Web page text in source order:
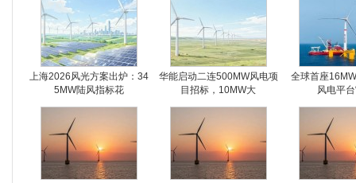
上海2026风光方案出炉：34
5MW陆风指标花
华能启动二连500MW风电项
目招标，10MW大
全球首座
风电平